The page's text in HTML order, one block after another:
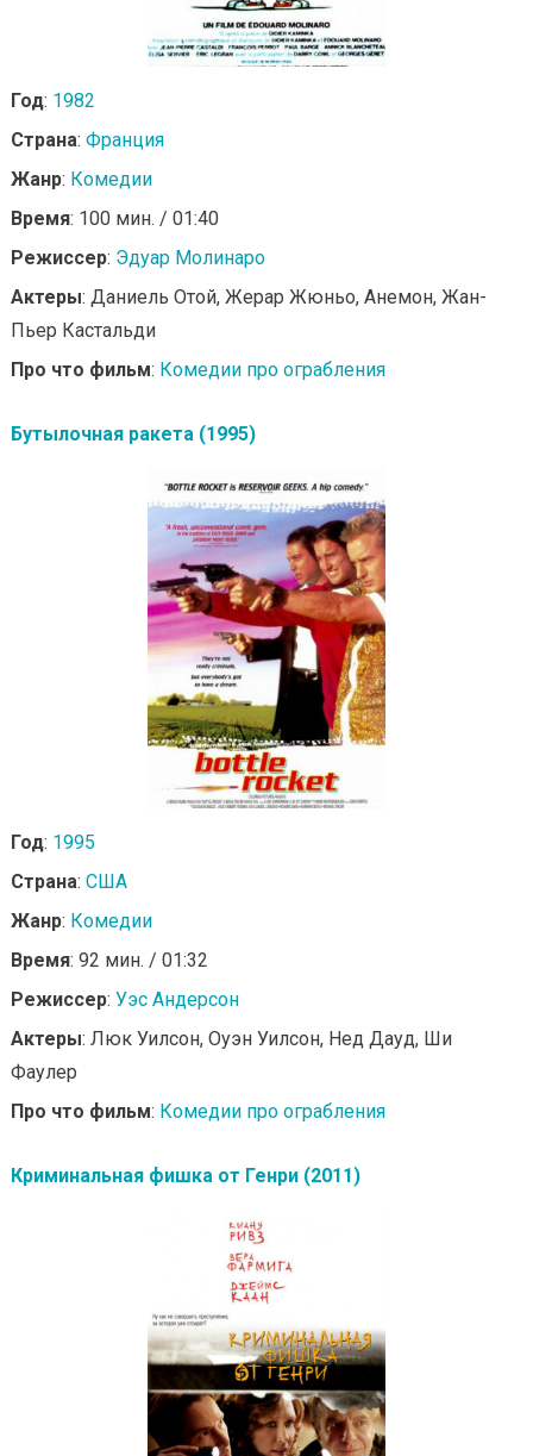
Год: 1982
Страна: Франция
Жанр: Комедии
Время: 100 мин. / 01:40
Режиссер: Эдуар Молинаро
Актеры: Даниель Отой, Жерар Жюньо, Анемон, Жан-
Пьер Кастальди
Про что фильм: Комедии про ограбления
Бутылочная ракета (1995)
Год: 1995
Страна: США
Жанр: Комедии
Время: 92 мин. / 01:32
Режиссер: Уэс Андерсон
Актеры: Люк Уилсон, Оуэн Уилсон, Нед Дауд, Ши
Фаулер
Про что фильм: Комедии про ограбления
Криминальная фишка от Генри (2011)